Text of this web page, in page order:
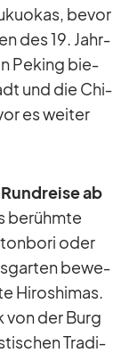
be­vor
des 19. Jahr­
Pe­king bie­
und die Chi­
es wei­ter
ab
be­rühmte
oder
be­we­
Hi­ro­shi­mas.
von der Burg
Tra­di­